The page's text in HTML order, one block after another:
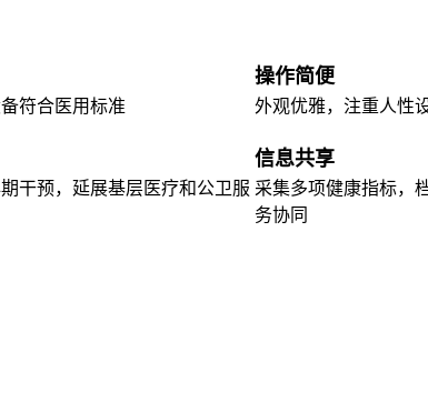
操作简便
符合医用标准 外观优雅，注重人性
信息共享
干预，延展基层医疗和公卫服 采集多项健康指标，
务协同